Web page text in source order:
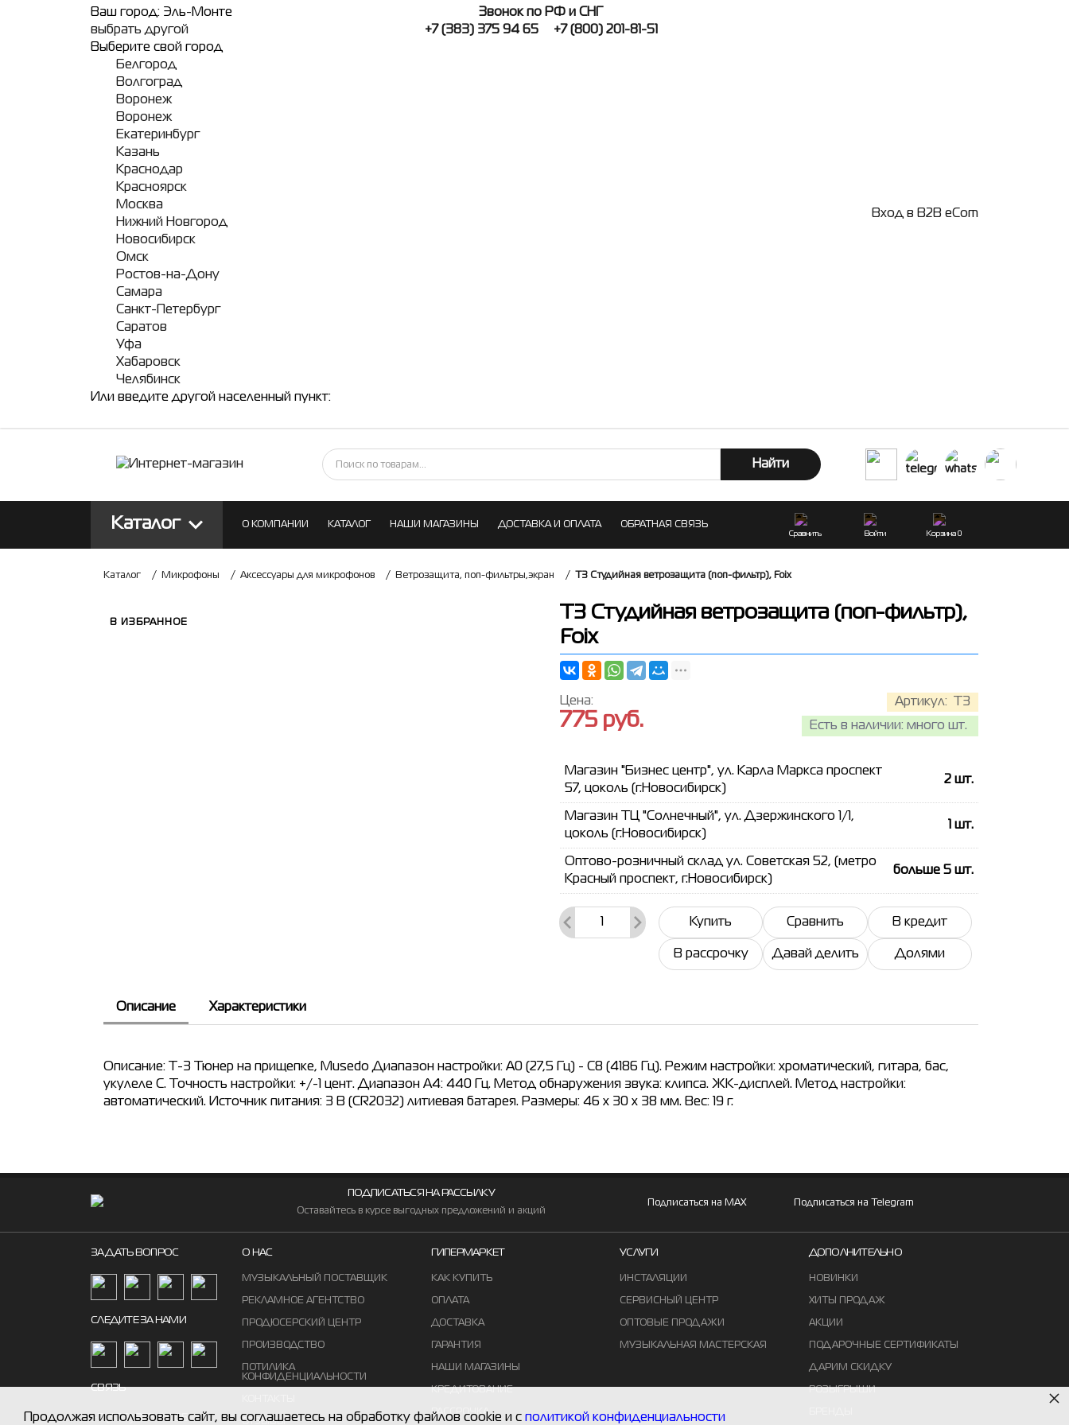
Ваш город: Эль-Монте
выбрать другой
Выберите свой город
Белгород
Волгоград
Воронеж
Воронеж
Екатеринбург
Казань
Краснодар
Красноярск
Москва
Нижний Новгород
Новосибирск
Омск
Ростов-на-Дону
Самара
Санкт-Петербург
Саратов
Уфа
Хабаровск
Челябинск
Или введите другой населенный пункт:
Звонок по РФ и СНГ
+7 (383) 375 94 65
+7 (800) 201-81-51
Вход в B2B eCom
Найти
Каталог О КОМПАНИИ КАТАЛОГ НАШИ МАГАЗИНЫ ДОСТАВКА И ОПЛАТА ОБРАТНАЯ СВЯЗЬ
КОНТАКТЫ БЛОГ
Сравнить Войти Корзина 0
Каталог / Микрофоны / Аксессуары для микрофонов / Ветрозащита, поп-фильтры,экран / T3 Студийная ветрозащита (поп-фильтр), Foix
В ИЗБРАННОЕ
T3 Студийная ветрозащита (поп-фильтр),
Foix
Артикул: T3
Есть в наличии: много шт.
Цена:
775 руб.
Магазин "Бизнес центр", ул. Карла Маркса проспект
57, цоколь (г.Новосибирск)
2 шт.
Магазин ТЦ "Солнечный", ул. Дзержинского 1/1,
цоколь (г.Новосибирск)
шт.
Оптово-розничный склад ул. Советская 52, (метро
Красный проспект, г.Новосибирск)
больше 5 шт.
Купить Сравнить В кредит
В рассрочку Давай делить Долями
Описание Характеристики
Описание: T-3 Тюнер на прищепке, Musedo Диапазон настройки: A0 (27,5 Гц) - C8 (4186 Гц). Режим настройки: хроматический, гитара, бас,
укулеле C. Точность настройки: +/-1 цент. Диапазон A4: 440 Гц. Метод обнаружения звука: клипса. ЖК-дисплей. Метод настройки:
автоматический. Источник питания: 3 В (CR2032) литиевая батарея. Размеры: 46 x 30 х 38 мм. Вес: 19 г.
ПОДПИСАТЬСЯ НА РАССЫЛКУ
Оставайтесь в курсе выгодных предложений и акций
Подписаться на MAX Подписаться на Telegram
ЗАДАТЬ ВОПРОС
СЛЕДИТЕ ЗА НАМИ
СВЯЗЬ
+7 (383) 375 94 65
О НАС
МУЗЫКАЛЬНЫЙ ПОСТАВЩИК
РЕКЛАМНОЕ АГЕНТСТВО
ПРОДЮСЕРСКИЙ ЦЕНТР
ПРОИЗВОДСТВО
ПОТИЛИКА
КОНФИДЕНЦИАЛЬНОСТИ
ОТЗЫВЫ
ГИПЕРМАРКЕТ
КАК КУПИТЬ
ОПЛАТА
ДОСТАВКА
ГАРАНТИЯ
НАШИ МАГАЗИНЫ
РАССРОЧКА
УСЛУГИ
ИНСТАЛЯЦИИ
СЕРВИСНЫЙ ЦЕНТР
ОПТОВЫЕ ПРОДАЖИ
МУЗЫКАЛЬНАЯ МАСТЕРСКАЯ
ДОПОЛНИТЕЛЬНО
НОВИНКИ
ХИТЫ ПРОДАЖ
АКЦИИ
ПОДАРОЧНЫЕ СЕРТИФИКАТЫ
ДАРИМ СКИДКУ
Продолжая использовать сайт, вы соглашаетесь на обработку файлов cookie и с политикой конфиденциальности
×